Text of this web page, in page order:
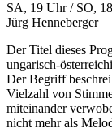
SA, 19 Uhr / SO,
Jürg Henneberger
Der Titel dieses
ungarisch-
Der Begriff
Vielzahl von
miteinander
nicht mehr als